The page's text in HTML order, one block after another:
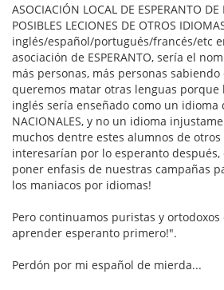
ASOCIACIÓN LOCAL DE ESPERANTO DE
POSIBLES LECIONES DE OTROS
inglés/español/portugués/francés/etc
asociación de ESPERANTO, sería el
más personas, más personas
queremos matar otras lenguas porque
inglés sería enseñado como un idioma
NACIONALES, y no un idioma
muchos dentre estes alumnos de otros
interesarían por lo esperanto
poner enfasis de nuestras campañas
los maniacos por idiomas!
Pero continuamos puristas y
aprender esperanto primero!".
Perdón por mi español de mierda...